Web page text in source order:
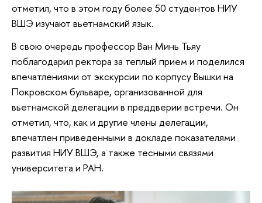
отметил, что в этом году более 50 студентов НИУ
ВШЭ изучают вьетнамский язык.
В свою очередь профессор Ван Минь Тьяу
поблагодарил ректора за теплый прием и поделился
впечатлениями от экскурсии по корпусу Вышки на
Покровском бульваре, организованной для
вьетнамской делегации в преддверии встречи. Он
отметил, что, как и другие члены делегации,
впечатлен приведенными в докладе показателями
развития НИУ ВШЭ, а также тесными связями
университета и РАН.